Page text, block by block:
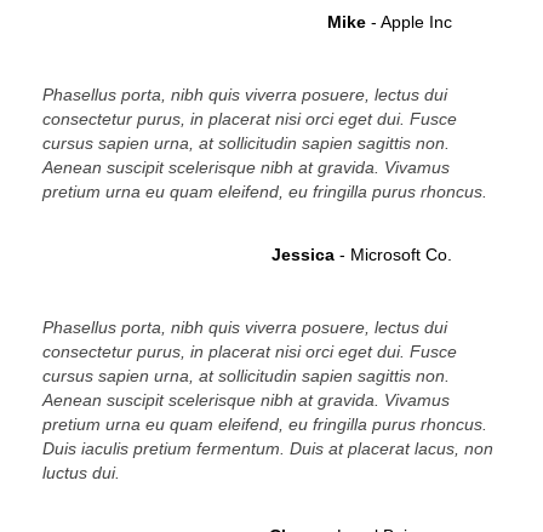
Mike - Apple Inc
Phasellus porta, nibh quis viverra posuere, lectus dui
consectetur purus, in placerat nisi orci eget dui. Fusce
cursus sapien urna, at sollicitudin sapien sagittis non.
Aenean suscipit scelerisque nibh at gravida. Vivamus
pretium urna eu quam eleifend, eu fringilla purus rhoncus.
Jessica - Microsoft Co.
Phasellus porta, nibh quis viverra posuere, lectus dui
consectetur purus, in placerat nisi orci eget dui. Fusce
cursus sapien urna, at sollicitudin sapien sagittis non.
Aenean suscipit scelerisque nibh at gravida. Vivamus
pretium urna eu quam eleifend, eu fringilla purus rhoncus.
Duis iaculis pretium fermentum. Duis at placerat lacus, non
luctus dui.